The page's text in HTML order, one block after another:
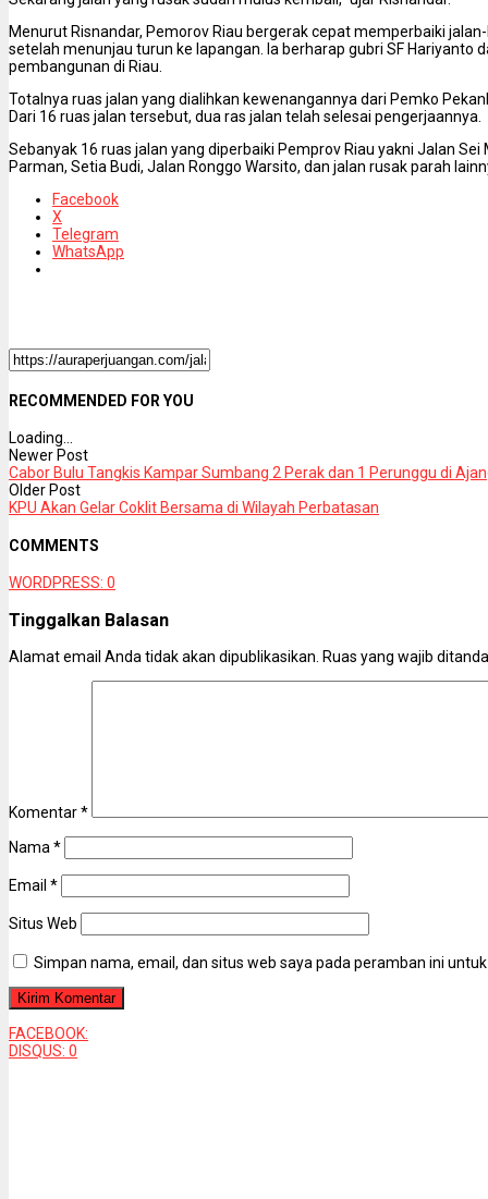
Menurut Risnandar, Pemorov Riau bergerak cepat memperbaiki
setelah menunjau turun ke lapangan. Ia berharap gubri SF Hariyanto
pembangunan di Riau.
Totalnya ruas jalan yang dialihkan kewenangannya dari Pemko
Dari 16 ruas jalan tersebut, dua ras jalan telah selesai pengerjaannya.
Sebanyak 16 ruas jalan yang diperbaiki Pemprov Riau yakni Jalan
Parman, Setia Budi, Jalan Ronggo Warsito, dan jalan rusak parah
Facebook
X
Telegram
WhatsApp
RECOMMENDED FOR YOU
Loading...
Newer Post
Cabor Bulu Tangkis Kampar Sumbang 2 Perak dan 1 Perunggu di
Older Post
KPU Akan Gelar Coklit Bersama di Wilayah Perbatasan
COMMENTS
WORDPRESS: 0
Tinggalkan Balasan
Alamat email Anda tidak akan dipublikasikan. Ruas yang wajib
Komentar*
Nama*
Email *
Situs Web
Simpan nama, email, dan situs web saya pada peramban ini
FACEBOOK:
DISQUS: 0